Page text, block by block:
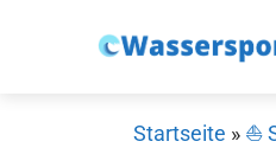
Startseite » ⛵️